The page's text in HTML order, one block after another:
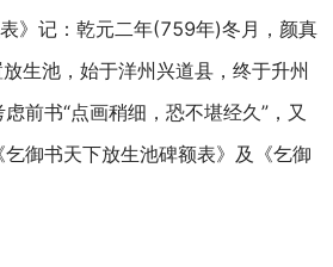
》记：乾元二年(759年)冬月，颜真
生池，始于洋州兴道县，终于升州
前书“点画稍细，恐不堪经久”，又
御书天下放生池碑额表》及《乞御